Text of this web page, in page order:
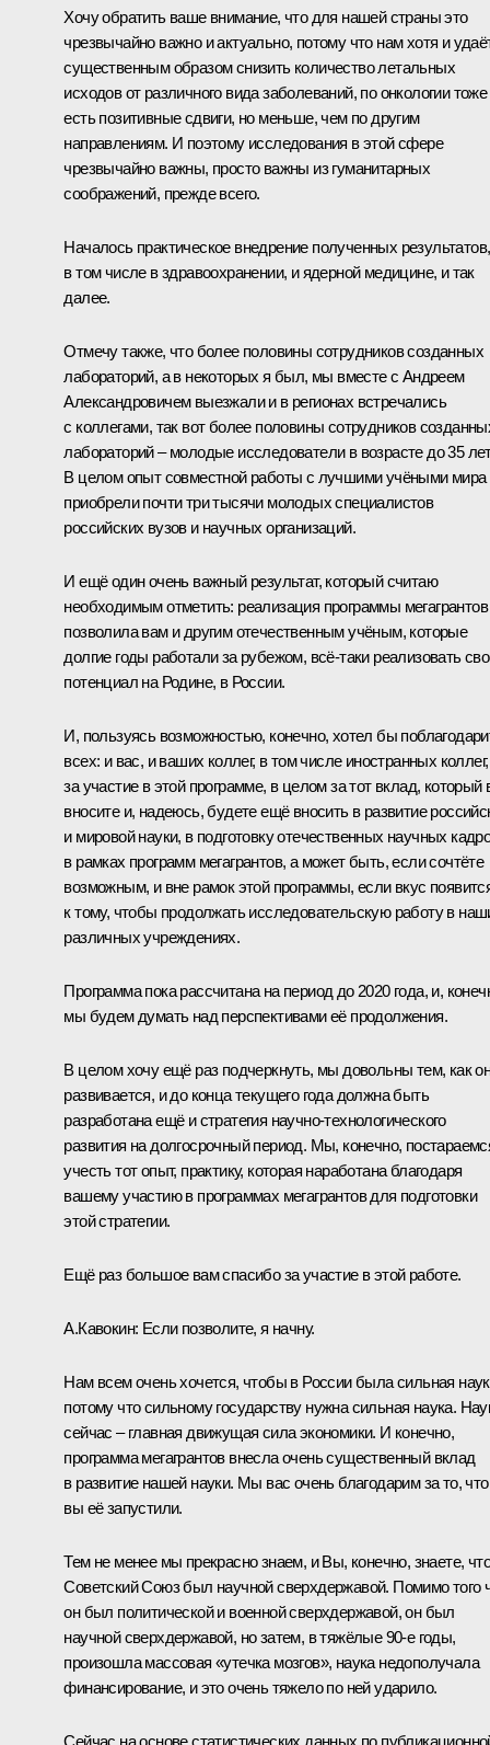
Хочу обратить ваше внимание, что для нашей страны это
чрезвычайно важно и актуально, потому что нам хотя и
существенным образом снизить количество летальных
исходов от различного вида заболеваний, по онкологии тоже
есть позитивные сдвиги, но меньше, чем по другим
направлениям. И поэтому исследования в этой сфере
чрезвычайно важны, просто важны из гуманитарных
соображений, прежде всего.
Началось практическое внедрение полученных результатов,
в том числе в здравоохранении, и ядерной медицине, и так
далее.
Отмечу также, что более половины сотрудников созданных
лабораторий, а в некоторых я был, мы вместе с Андреем
Александровичем выезжали и в регионах встречались
с коллегами, так вот более половины сотрудников
лабораторий – молодые исследователи в возрасте до 35
В целом опыт совместной работы с лучшими учёными мира
приобрели почти три тысячи молодых специалистов
российских вузов и научных организаций.
И ещё один очень важный результат, который считаю
необходимым отметить: реализация программы мегагрантов
позволила вам и другим отечественным учёным, которые
долгие годы работали за рубежом, всё‑таки реализовать
потенциал на Родине, в России.
И, пользуясь возможностью, конечно, хотел бы
всех: и вас, и ваших коллег, в том числе иностранных
за участие в этой программе, в целом за тот вклад, который
вносите и, надеюсь, будете ещё вносить в развитие
и мировой науки, в подготовку отечественных научных
в рамках программ мегагрантов, а может быть, если сочтёте
возможным, и вне рамок этой программы, если вкус
к тому, чтобы продолжать исследовательскую работу в
различных учреждениях.
Программа пока рассчитана на период до 2020 года, и,
мы будем думать над перспективами её продолжения.
В целом хочу ещё раз подчеркнуть, мы довольны тем, как
развивается, и до конца текущего года должна быть
разработана ещё и стратегия научно-технологического
развития на долгосрочный период. Мы, конечно,
учесть тот опыт, практику, которая наработана благодаря
вашему участию в программах мегагрантов для подготовки
этой стратегии.
Ещё раз большое вам спасибо за участие в этой работе.
А.Кавокин: Если позволите, я начну.
Нам всем очень хочется, чтобы в России была сильная
потому что сильному государству нужна сильная наука.
сейчас – главная движущая сила экономики. И конечно,
программа мегагрантов внесла очень существенный вклад
в развитие нашей науки. Мы вас очень благодарим за то, что
вы её запустили.
Тем не менее мы прекрасно знаем, и Вы, конечно, знаете, что
Советский Союз был научной сверхдержавой. Помимо того
он был политической и военной сверхдержавой, он был
научной сверхдержавой, но затем, в тяжёлые 90‑е годы,
произошла массовая «утечка мозгов», наука недополучала
финансирование, и это очень тяжело по ней ударило.
Сейчас на основе статистических данных по